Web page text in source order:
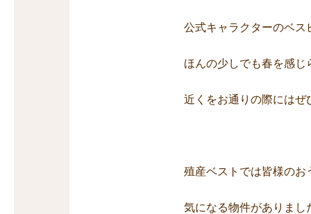
公式キャラクターのベス
ほんの少しでも春を感じ
近くをお通りの際にはぜ
殖産ベストでは皆様のお
気になる物件がありまし